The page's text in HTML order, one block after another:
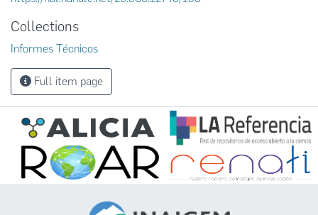
Collections
Informes Técnicos
Full item page